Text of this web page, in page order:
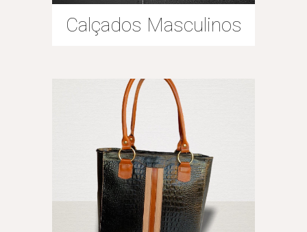
Calçados Masculinos